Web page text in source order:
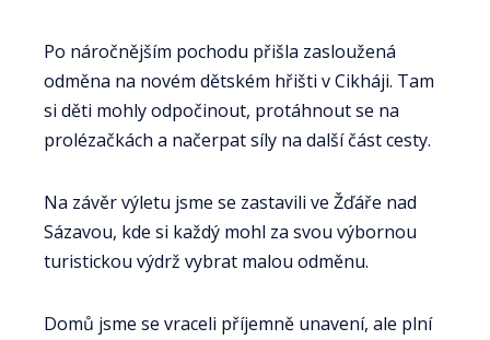
Po náročnějším pochodu přišla zasloužená
odměna na novém dětském hřišti v Cikháji. Tam
si děti mohly odpočinout, protáhnout se na
prolézačkách a načerpat síly na další část cesty.
Na závěr výletu jsme se zastavili ve Žďáře nad
Sázavou, kde si každý mohl za svou výbornou
turistickou výdrž vybrat malou odměnu.
Domů jsme se vraceli příjemně unavení, ale plní